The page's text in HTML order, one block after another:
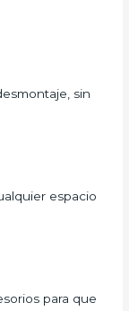
sin
espacio
para que